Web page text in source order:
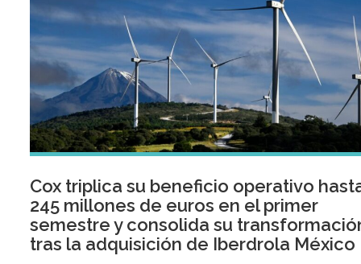
Cox triplica su beneficio operativo
245 millones de euros en el primer
semestre y consolida su
tras la adquisición de Iberdrola México